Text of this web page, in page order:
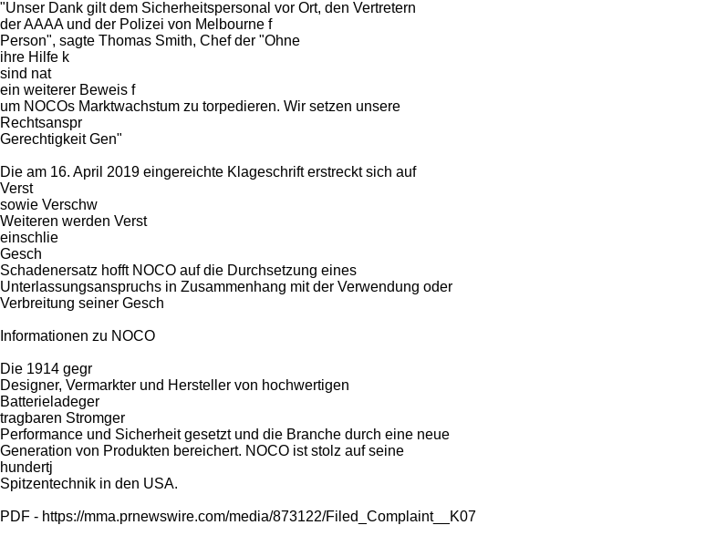
"Unser Dank gilt dem Sicherheitspersonal vor Ort, den Vertretern
der AAAA und der Polizei von Melbourne f
Person", sagte Thomas Smith, Chef der "Ohne
ihre Hilfe k
sind nat
ein weiterer Beweis f
um NOCOs Marktwachstum zu torpedieren. Wir setzen unsere
Rechtsanspr
Gerechtigkeit Gen"
Die am 16. April 2019 eingereichte Klageschrift erstreckt sich auf
Verst
sowie Verschw
Weiteren werden Verst
einschlie
Gesch
Schadenersatz hofft NOCO auf die Durchsetzung eines
Unterlassungsanspruchs in Zusammenhang mit der Verwendung oder
Verbreitung seiner Gesch
Informationen zu NOCO
Die 1914 gegr
Designer, Vermarkter und Hersteller von hochwertigen
Batterieladeger
tragbaren Stromger
Performance und Sicherheit gesetzt und die Branche durch eine neue
Generation von Produkten bereichert. NOCO ist stolz auf seine
hundertj
Spitzentechnik in den USA.
PDF - https://mma.prnewswire.com/media/873122/Filed_Complaint__K07